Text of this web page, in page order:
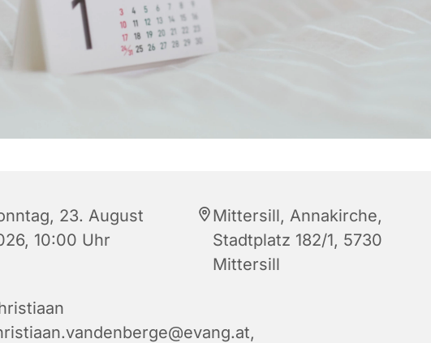
23. August
10:00 Uhr
Mittersill, Annakirche,
Stadtplatz 182/1, 5730
Mittersill
,